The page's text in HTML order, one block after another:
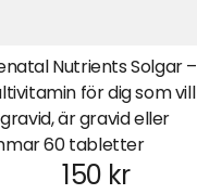
Nutrients Solgar –
för dig som vill
är gravid eller
60 tabletter
150 kr